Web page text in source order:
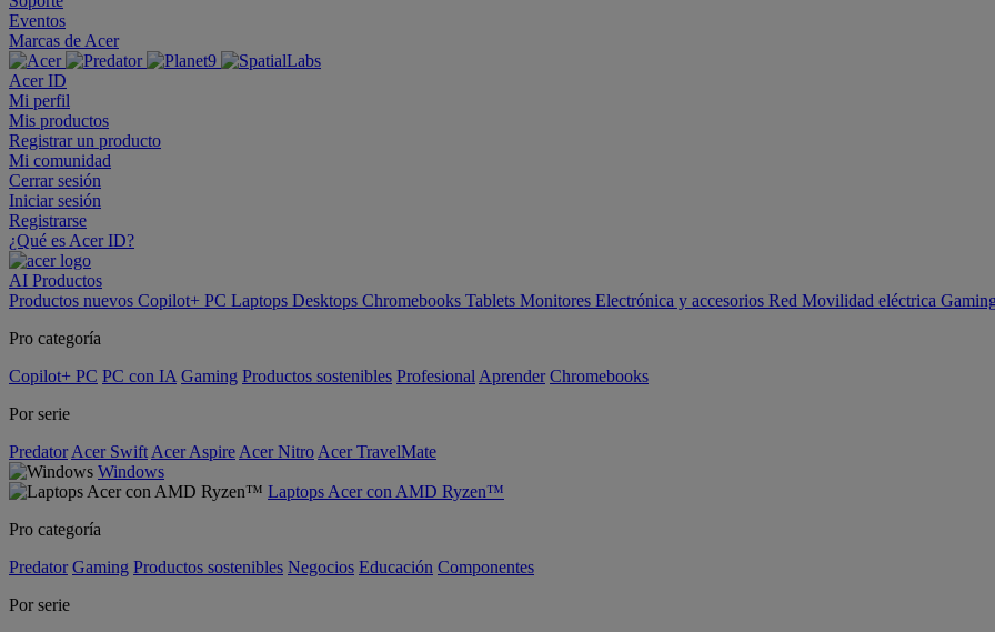
Eventos
Marcas de Acer
Acer ID
Mi perfil
Mis productos
Registrar un producto
Mi comunidad
Cerrar sesión
Iniciar sesión
Registrarse
¿Qué es Acer ID?
AI Productos
Productos nuevos Copilot+ PC Laptops Desktops Chromebooks Tablets Monitores Electrónica y accesorios Red Movilidad eléctrica
Pro categoría
Copilot+ PC PC con IA Gaming Productos sostenibles Profesional Aprender Chromebooks
Por serie
Predator Acer Swift Acer Aspire Acer Nitro Acer TravelMate
Windows
Laptops Acer con AMD Ryzen™
Pro categoría
Predator Gaming Productos sostenibles Negocios Educación Componentes
Por serie